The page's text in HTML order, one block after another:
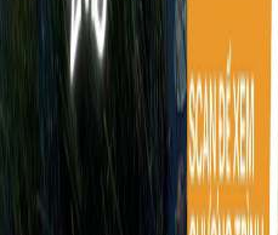
Share trip information
Categories
Information tour Tour highlights
Available Tour Dates
Download PDF
From
$69.00